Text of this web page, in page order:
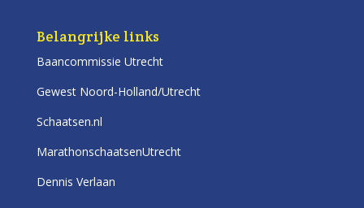
Belangrijke links
Baancommissie Utrecht
Gewest Noord-Holland/Utrecht
Schaatsen.nl
MarathonschaatsenUtrecht
Dennis Verlaan